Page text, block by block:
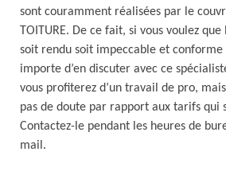
sont couramment réalisées par le
TOITURE. De ce fait, si vous voulez
soit rendu soit impeccable et conforme
importe d’en discuter avec ce
vous profiterez d’un travail de pro,
pas de doute par rapport aux tarifs qui
Contactez-le pendant les heures de
mail.